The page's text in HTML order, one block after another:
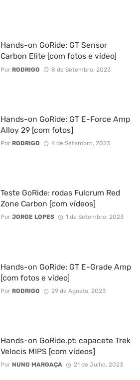
Hands-on GoRide: GT Sensor
Carbon Elite [com fotos e vídeo]
Por RODRIGO 8 de Setembro, 2023
Hands-on GoRide: GT E-Force Amp
Alloy 29 [com fotos]
Por RODRIGO 4 de Setembro, 2023
Teste GoRide: rodas Fulcrum Red
Zone Carbon [com vídeos]
Por JORGE LOPES 1 de Setembro, 2023
Hands-on GoRide: GT E-Grade Amp
[com fotos e vídeo]
Por RODRIGO 29 de Agosto, 2023
Hands-on GoRide.pt: capacete Trek
Velocis MIPS [com vídeos]
Por NUNO MARGAÇA 21 de Julho, 2023